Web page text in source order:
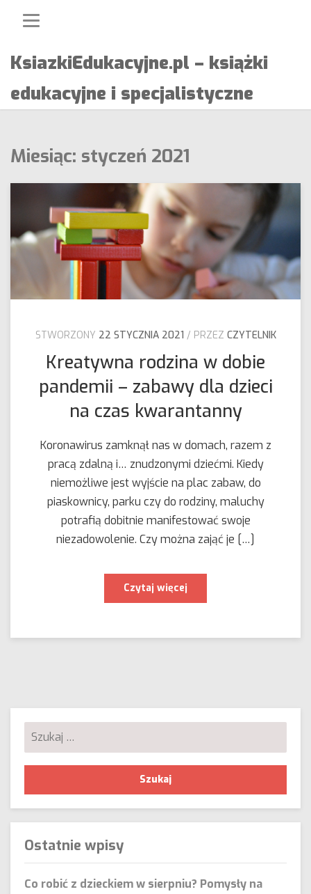
KsiazkiEdukacyjne.pl – książki
edukacyjne i specjalistyczne
Miesiąc: styczeń 2021
STWORZONY 22 STYCZNIA 2021 PRZEZ CZYTELNIK
Kreatywna rodzina w dobie
pandemii – zabawy dla dzieci
na czas kwarantanny
Koronawirus zamknął nas w domach, razem z
pracą zdalną i… znudzonymi dziećmi. Kiedy
niemożliwe jest wyjście na plac zabaw, do
piaskownicy, parku czy do rodziny, maluchy
potrafią dobitnie manifestować swoje
niezadowolenie. Czy można zająć je […]
Czytaj więcej
w
–
Szukaj:
Ostatnie wpisy
Co robić z dzieckiem w sierpniu? Pomysły na